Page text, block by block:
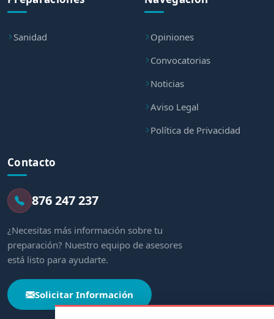
Sanidad
Opiniones
Convocatorias
Noticias
Aviso Legal
Política de Privacidad
Contacto
876 247 237
¿Necesitas más información sobre tu
preparación? Nuestro equipo de asesores
está listo para ayudarte.
Solicitar Información